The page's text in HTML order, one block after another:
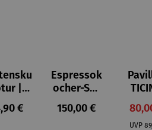
|
Preis:
€
Espressok
ocher-Set
7-tlg. |
Limited
Regulärer Preis:
150,00 €
UVP